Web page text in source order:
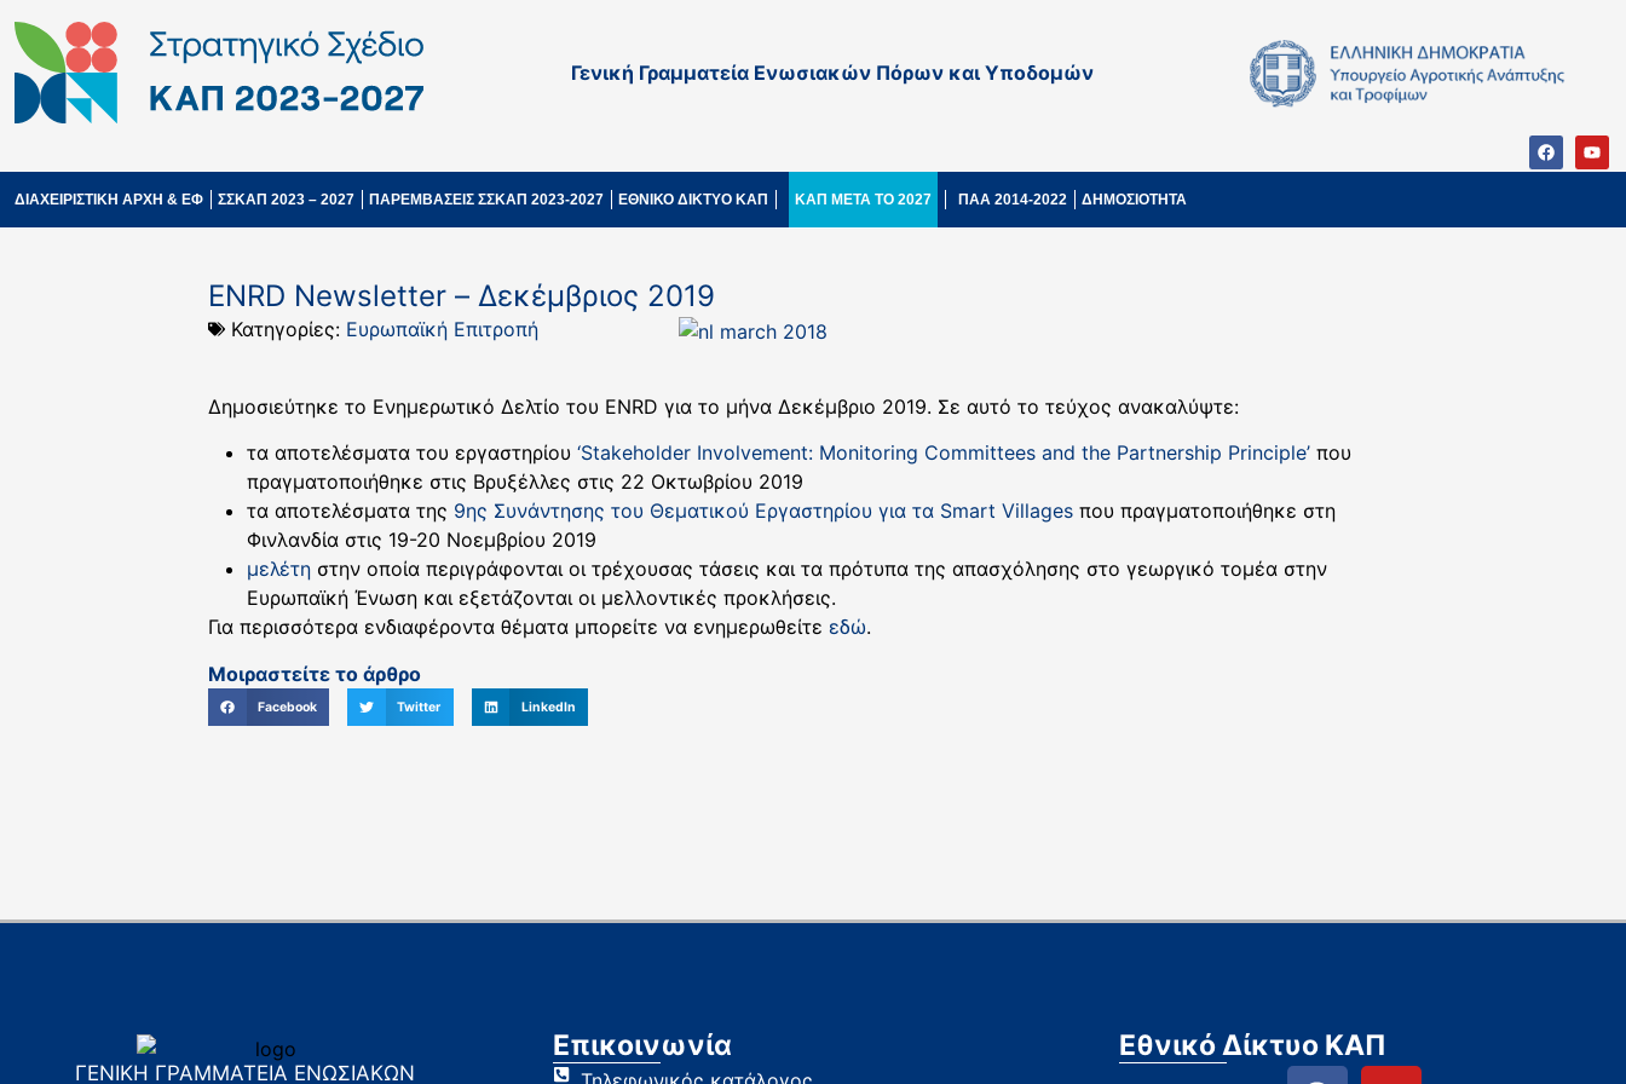
Γενική Γραμματεία Ενωσιακών Πόρων και Υποδομών
ΔΙΑΧΕΙΡΙΣΤΙΚΗ ΑΡΧΗ & ΕΦ ΣΣΚΑΠ 2023 – 2027 ΠΑΡΕΜΒΑΣΕΙΣ ΣΣΚΑΠ 2023-2027 ΕΘΝΙΚΟ ΔΙΚΤΥΟ ΚΑΠ ΚΑΠ ΜΕΤΑ ΤΟ 2027 ΠΑΑ 2014-2022 ΔΗΜΟΣΙΟΤΗΤΑ
ENRD Newsletter – Δεκέμβριος 2019
Κατηγορίες: Ευρωπαϊκή Επιτροπή
Δημοσιεύτηκε το Ενημερωτικό Δελτίο του ENRD για το μήνα Δεκέμβριο 2019. Σε αυτό το τεύχος ανακαλύψτε:
τα αποτελέσματα του εργαστηρίου ‘Stakeholder Involvement: Monitoring Committees and the Partnership Principle’ που
πραγματοποιήθηκε στις Βρυξέλλες στις 22 Οκτωβρίου 2019
τα αποτελέσματα της 9ης Συνάντησης του Θεματικού Εργαστηρίου για τα Smart Villages που πραγματοποιήθηκε στη
Φινλανδία στις 19-20 Νοεμβρίου 2019
μελέτη στην οποία περιγράφονται οι τρέχουσας τάσεις και τα πρότυπα της απασχόλησης στο γεωργικό τομέα στην
Ευρωπαϊκή Ένωση και εξετάζονται οι μελλοντικές προκλήσεις.
Για περισσότερα ενδιαφέροντα θέματα μπορείτε να ενημερωθείτε εδώ.
Μοιραστείτε το άρθρο
Facebook Twitter LinkedIn
ΓΕΝΙΚΗ ΓΡΑΜΜΑΤΕΙΑ ΕΝΩΣΙΑΚΩΝ
Επικοινωνία Εθνικό Δίκτυο ΚΑΠ